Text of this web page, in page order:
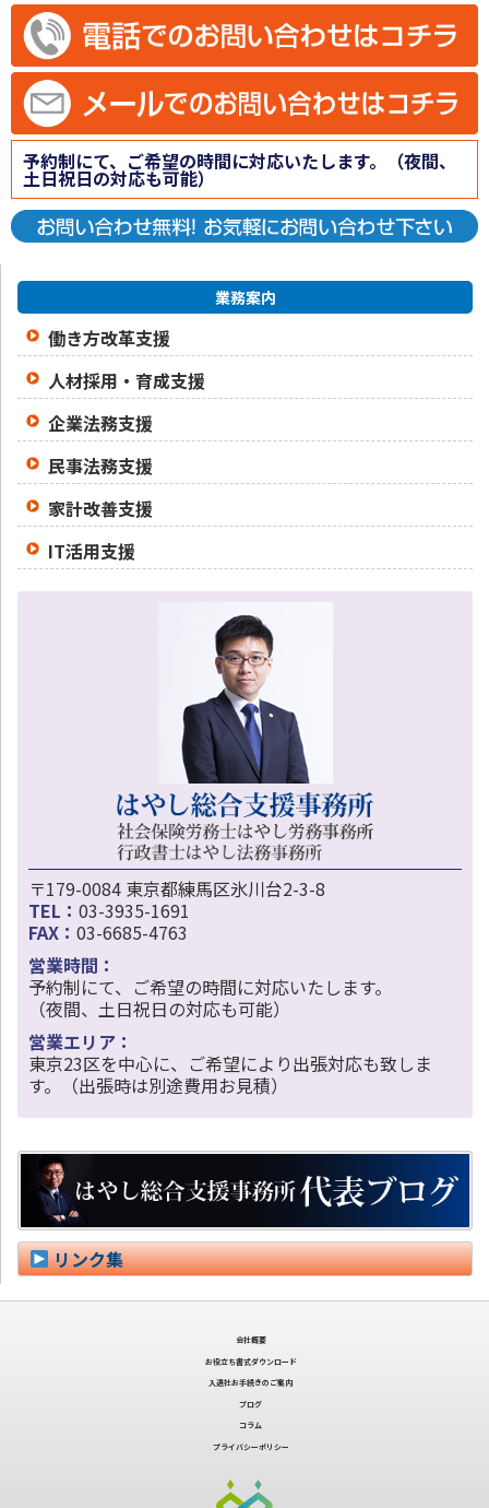
予約制にて、ご希望の時間に対応いたします。（夜間、
土日祝日の対応も可能）
業務案内
働き方改革支援
人材採用・育成支援
企業法務支援
民事法務支援
家計改善支援
IT活用支援
〒179-0084 東京都練馬区氷川台2-3-8
TEL： 03-3935-1691
FAX： 03-6685-4763
営業時間：
予約制にて、ご希望の時間に対応いたします。
（夜間、土日祝日の対応も可能）
営業エリア：
東京23区を中心に、ご希望により出張対応も致しま
す。（出張時は別途費用お見積）
リンク集
会社概要
お役立ち書式ダウンロード
入退社お手続きのご案内
ブログ
コラム
プライバシーポリシー